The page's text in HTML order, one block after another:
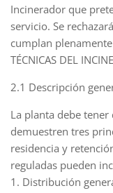
Incinerador que
servicio. Se
cumplan plenamente
TÉCNICAS DEL
2.1 Descripción
La planta debe
demuestren tres
residencia y
reguladas pueden
1. Distribución